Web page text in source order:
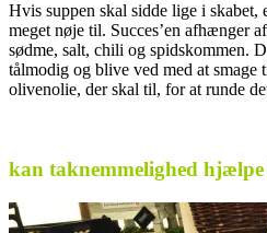
Hvis suppen skal sidde lige i skabet,
meget nøje til. Succes’en afhænger
sødme, salt, chili og spidskommen.
tålmodig og blive ved med at
olivenolie, der skal til, for at runde
kan taknemmelighed